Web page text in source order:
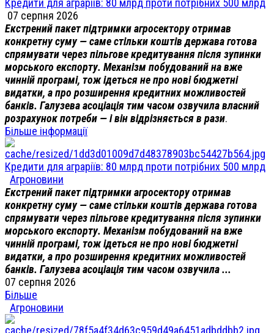
Кредити для аграріїв: 80 млрд проти потрібних 500 млрд
07 серпня 2026
Екстрений пакет підтримки агросектору отримав
конкретну суму — саме стільки коштів держава готова
спрямувати через пільгове кредитування після зупинки
морського експорту. Механізм побудований на вже
чинній програмі, тож ідеться не про нові бюджетні
видатки, а про розширення кредитних можливостей
банків. Галузева асоціація тим часом озвучила власний
розрахунок потреби — і він відрізняється в рази.
Більше інформації
Кредити для аграріїв: 80 млрд проти потрібних 500 млрд
Агроновини
Екстрений пакет підтримки агросектору отримав
конкретну суму — саме стільки коштів держава готова
спрямувати через пільгове кредитування після зупинки
морського експорту. Механізм побудований на вже
чинній програмі, тож ідеться не про нові бюджетні
видатки, а про розширення кредитних можливостей
банків. Галузева асоціація тим часом озвучила ...
07 серпня 2026
Більше
Агроновини